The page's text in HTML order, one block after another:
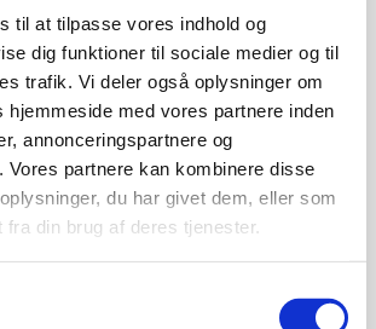
til at tilpasse vores indhold og
dig funktioner til sociale medier og til
trafik. Vi deler også oplysninger om
hjemmeside med vores partnere inden
annonceringspartnere og
Vores partnere kan kombinere disse
du har givet dem, eller som
fra din brug af deres tjenester.